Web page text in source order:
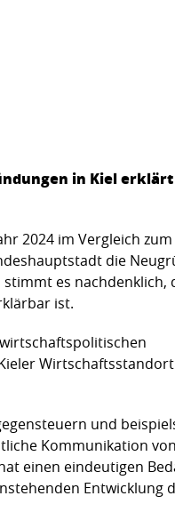
in Kiel
2024 im Vergleich
die
es nachdenklich,
ist.
und
Kommunikation von
einen eindeutigen
Entwicklung